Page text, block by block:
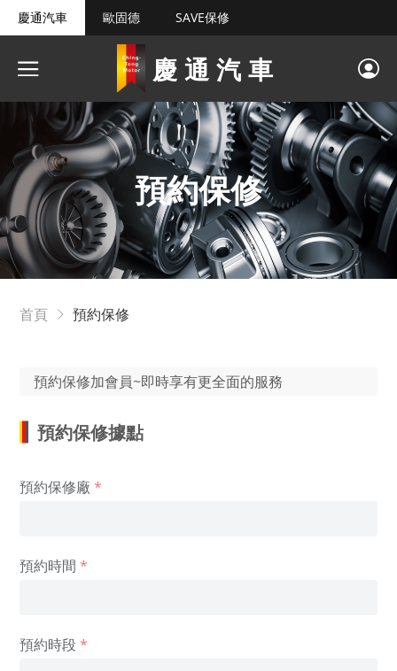
慶通汽車 歐固德 SAVE保修
慶通汽車
預約保修
首頁 預約保修
預約保修加會員~即時享有更全面的服務
預約保修據點
預約保修廠
預約時間
預約時段